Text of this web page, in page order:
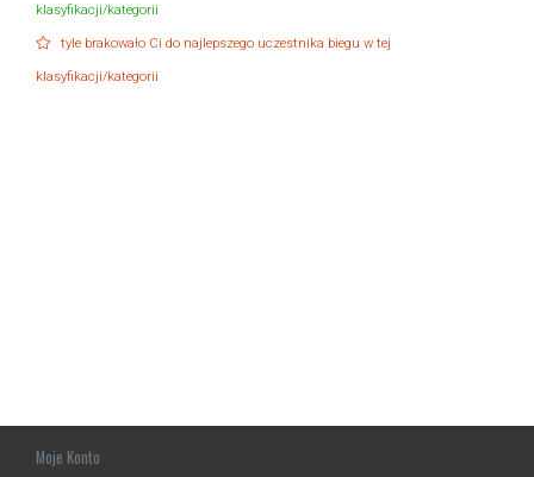
klasyfikacji/kategorii
tyle brakowało Ci do najlepszego uczestnika biegu w tej
klasyfikacji/kategorii
Moje Konto